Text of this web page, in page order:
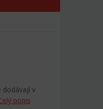
dodávají v
popis